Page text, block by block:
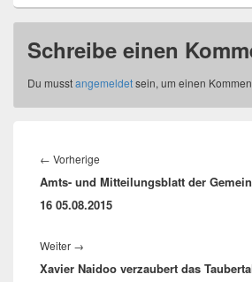
Schreibe einen
Du musstangemeldetsein, um einen
← Vorherige
Beitrag:
Amts- und Mitteilungsblatt der
16 05.08.2015
Weiter →
Beitrag:
Xavier Naidoo verzaubert das